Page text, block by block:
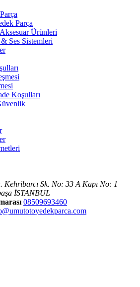
Parça
Ürünleri
Ses Sistemleri
Koşulları
Kehribarcı Sk. No: 33 A Kapı No: 1
İSTANBUL
08509693460